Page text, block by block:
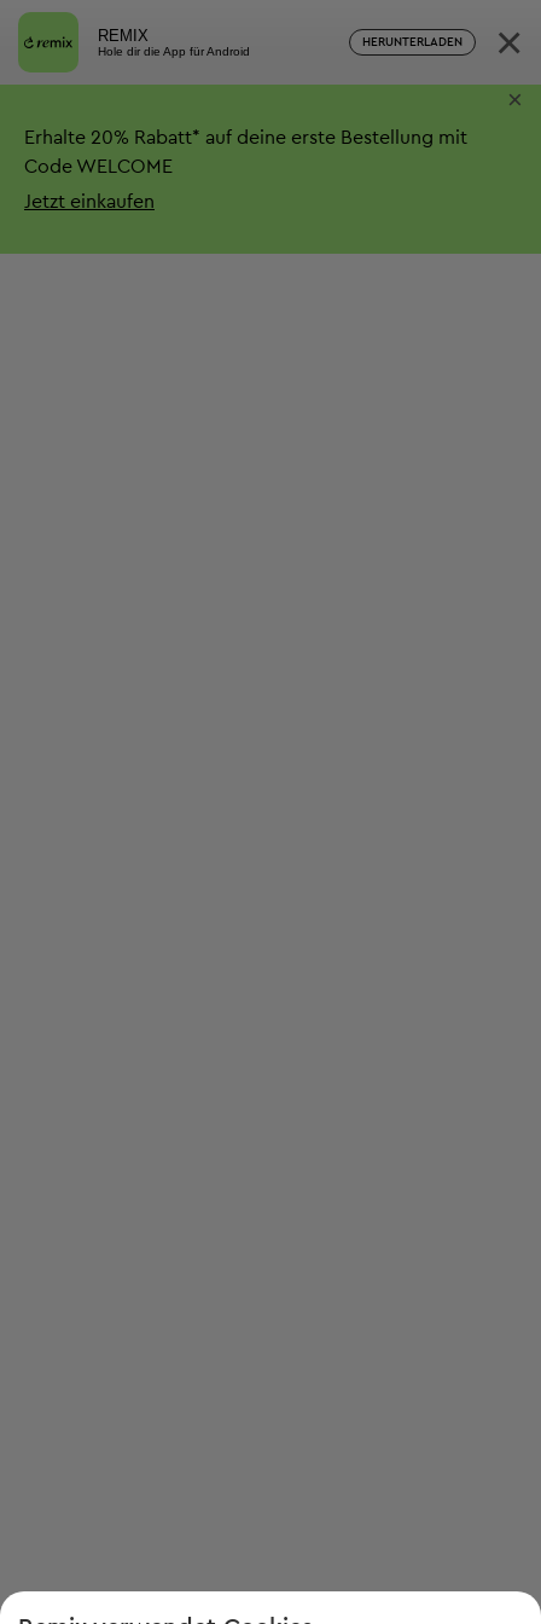
REMIX
Hole dir die App für Android
HERUNTERLADEN ×
Erhalte 20% Rabatt* auf deine erste Bestellung mit
Code WELCOME
Jetzt einkaufen
×